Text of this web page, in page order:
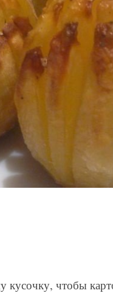
кусочку, чтобы